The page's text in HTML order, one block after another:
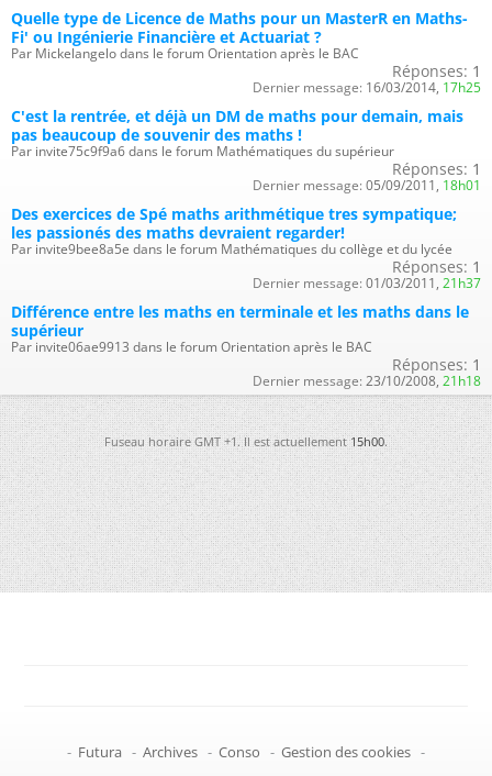
Quelle type de Licence de Maths pour un MasterR en Maths-
Fi' ou Ingénierie Financière et Actuariat ?
Par Mickelangelo dans le forum Orientation après le BAC
Réponses: 1
Dernier message: 16/03/2014, 17h25
C'est la rentrée, et déjà un DM de maths pour demain, mais
pas beaucoup de souvenir des maths !
Par invite75c9f9a6 dans le forum Mathématiques du supérieur
Réponses: 1
Dernier message: 05/09/2011, 18h01
Des exercices de Spé maths arithmétique tres sympatique;
les passionés des maths devraient regarder!
Par invite9bee8a5e dans le forum Mathématiques du collège et du lycée
Réponses: 1
Dernier message: 01/03/2011, 21h37
Différence entre les maths en terminale et les maths dans le
supérieur
Par invite06ae9913 dans le forum Orientation après le BAC
Réponses: 1
Dernier message: 23/10/2008, 21h18
Fuseau horaire GMT +1. Il est actuellement15h00.
- Futura - Archives - Conso - Gestion des cookies -